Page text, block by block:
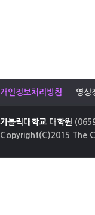
개인정보처리방침 영상
가톨릭대학교 대학원
Copyright(C)2015 The